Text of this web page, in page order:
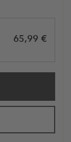
65,99 €